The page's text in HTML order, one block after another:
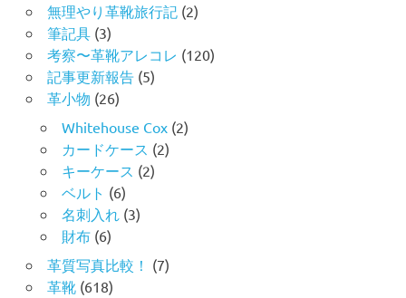
無理やり革靴旅行記 (2)
筆記具(3)
考察〜革靴アレコレ (120)
記事更新報告(5)
革小物 (26)
Whitehouse Cox(2)
カードケース (2)
キーケース (2)
ベルト (6)
名刺入れ (3)
財布(6)
革質写真比較！ (7)
革靴(618)